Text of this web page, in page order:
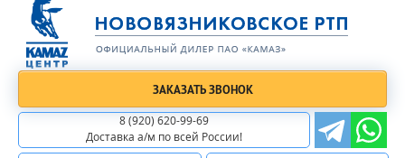
ЗАКАЗАТЬ ЗВОНОК
8 (920) 620-99-69
Доставка а/м по всей России!